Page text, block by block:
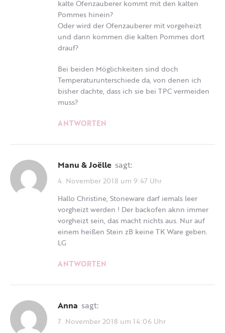
kalte Ofenzauberer kommt mit den kalten
Pommes hinein?
Oder wird der Ofenzauberer mit vorgeheizt
und dann kommen die kalten Pommes dort
drauf?
Bei beiden Möglichkeiten sind doch
Temperaturunterschiede da, von denen ich
bisher dachte, dass ich sie bei TPC vermeiden
muss?
ANTWORTEN
Manu & Joëlle sagt:
4. November 2018 um 9:47 Uhr
Hallo Christine, Stoneware darf iemals leer
vorgheizt werden ! Der backofen aknn immer
vorgheizt sein, das macht nichts aus. Nur auf
einem heißen Stein zB keine TK Ware geben.
LG
ANTWORTEN
Anna sagt:
7. November 2018 um 14:06 Uhr